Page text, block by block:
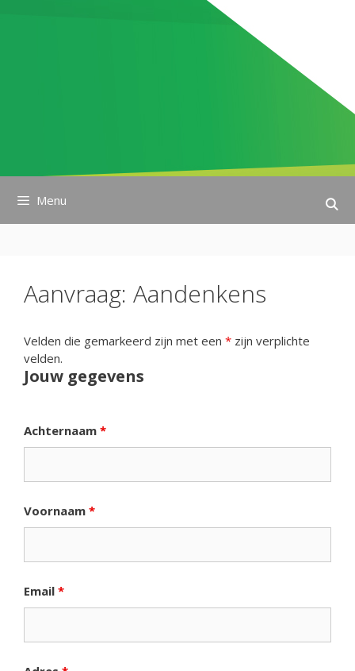
Menu
Aanvraag: Aandenkens
Velden die gemarkeerd zijn met een * zijn verplichte
velden.
Jouw gegevens
Achternaam *
Voornaam *
Email *